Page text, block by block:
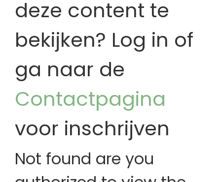
deze content te
bekijken? Log in of
ga naar de
Contactpagina
voor inschrijven
Not found are you